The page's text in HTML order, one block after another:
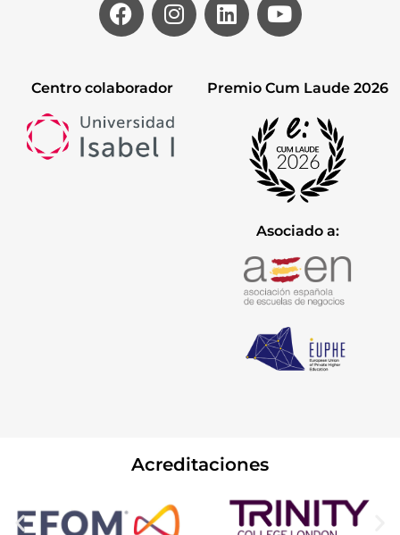
Centro colaborador Premio Cum Laude 2026
Asociado a:
Acreditaciones